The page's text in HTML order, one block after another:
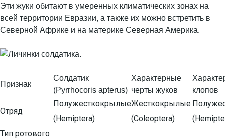
Эти жуки обитают в умеренных климатических зонах на
всей территории Евразии, а также их можно встретить в
Северной Африке и на материке Северная Америка.
Признак
Солдатик
(Pyrrhocoris apterus)
Характерные
черты жуков
клопов
Отряд
Полужесткокрылые
(Hemiptera)
Жесткокрылые
(Coleoptera)
Тип ротового